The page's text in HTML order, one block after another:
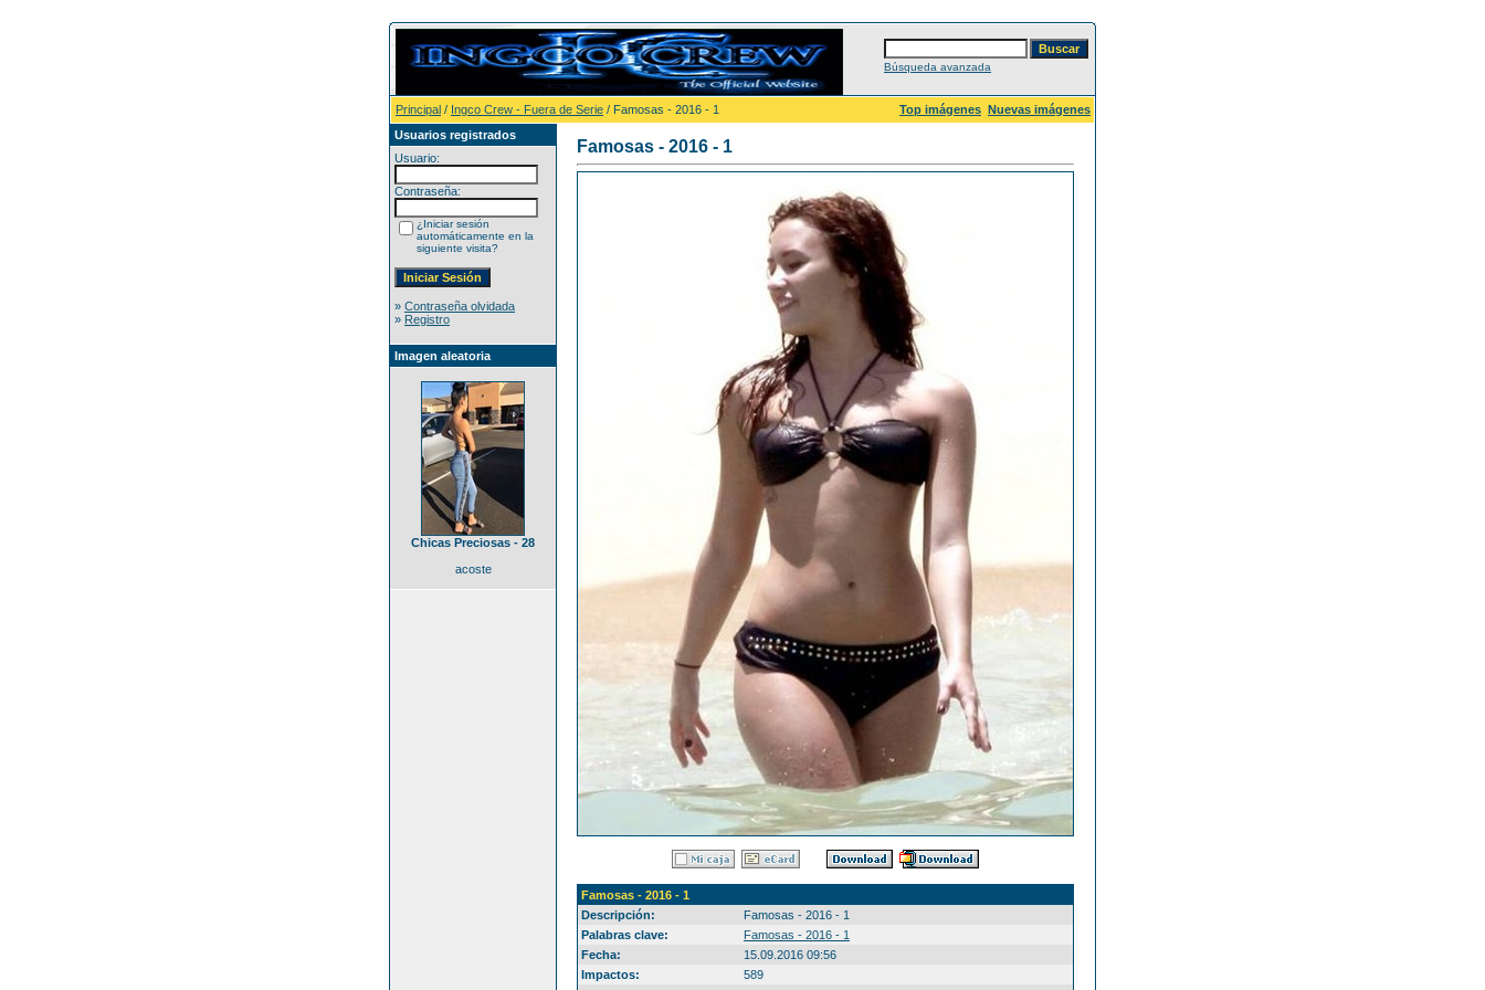
Búsqueda avanzada
Principal / Ingco Crew - Fuera de Serie / Famosas - 2016 - 1 Top imágenes Nuevas imágenes
Usuarios registrados
Usuario:
Contraseña:
¿Iniciar sesión
automáticamente en la
siguiente visita?
» Contraseña olvidada
» Registro
Imagen aleatoria
Chicas Preciosas - 28
acoste
Famosas - 2016 - 1
Famosas - 2016 - 1
Descripción:
Famosas - 2016 - 1
Palabras clave:
Famosas - 2016 - 1
Fecha:
15.09.2016 09:56
Impactos:
589